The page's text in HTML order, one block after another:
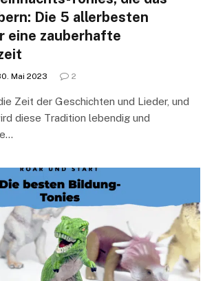
Die 5 allerbesten
eine zauberhafte
Mai 2023 2
Zeit der Geschichten und Lieder, und
diese Tradition lebendig und